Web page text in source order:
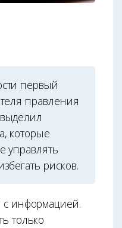
первый
правления
которые
управлять
рисков.
с информацией.
только